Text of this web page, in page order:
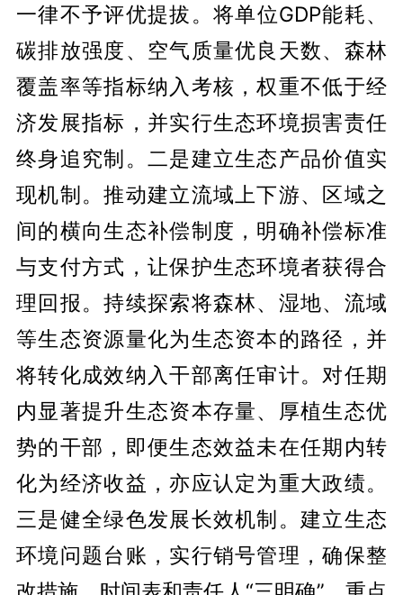
一律不予评优提拔。将单位GDP能耗、
碳排放强度、空气质量优良天数、森林
覆盖率等指标纳入考核，权重不低于经
济发展指标，并实行生态环境损害责任
终身追究制。二是建立生态产品价值实
现机制。推动建立流域上下游、区域之
间的横向生态补偿制度，明确补偿标准
与支付方式，让保护生态环境者获得合
理回报。持续探索将森林、湿地、流域
等生态资源量化为生态资本的路径，并
将转化成效纳入干部离任审计。对任期
内显著提升生态资本存量、厚植生态优
势的干部，即便生态效益未在任期内转
化为经济收益，亦应认定为重大政绩。
三是健全绿色发展长效机制。建立生态
环境问题台账，实行销号管理，确保整